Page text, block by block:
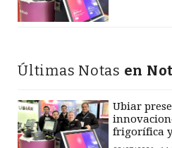
Últimas Notas en
Ubiar
frigorífica